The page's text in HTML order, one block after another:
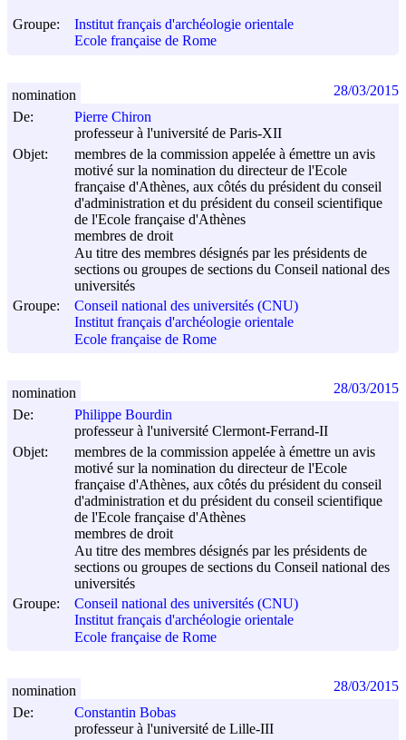
Groupe:
Institut français d'archéologie orientale
Ecole française de Rome
De:
Pierre Chiron
professeur à l'université de Paris-XII
Objet:
membres de la commission appelée à émettre un avis
motivé sur la nomination du directeur de l'Ecole
française d'Athènes, aux côtés du président du conseil
d'administration et du président du conseil scientifique
de l'Ecole française d'Athènes
membres de droit
Au titre des membres désignés par les présidents de
sections ou groupes de sections du Conseil national des
universités
Groupe:
Conseil national des universités (CNU)
Institut français d'archéologie orientale
Ecole française de Rome
nomination 28/03/2015
De:
Philippe Bourdin
professeur à l'université Clermont-Ferrand-II
Objet:
membres de la commission appelée à émettre un avis
motivé sur la nomination du directeur de l'Ecole
française d'Athènes, aux côtés du président du conseil
d'administration et du président du conseil scientifique
de l'Ecole française d'Athènes
membres de droit
Au titre des membres désignés par les présidents de
sections ou groupes de sections du Conseil national des
universités
Groupe:
Conseil national des universités (CNU)
Institut français d'archéologie orientale
Ecole française de Rome
nomination 28/03/2015
De:
Constantin Bobas
professeur à l'université de Lille-III
nomination 28/03/2015